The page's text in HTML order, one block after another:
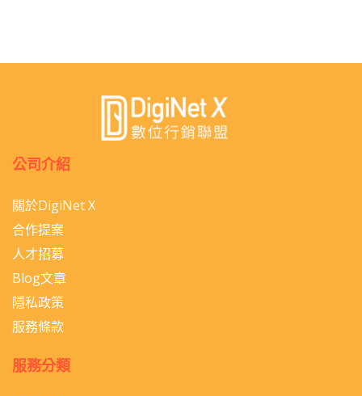
公司介紹
關於DigiNet X
合作提案
人才招募
Blog文章
隱私政策
服務條款
服務分類